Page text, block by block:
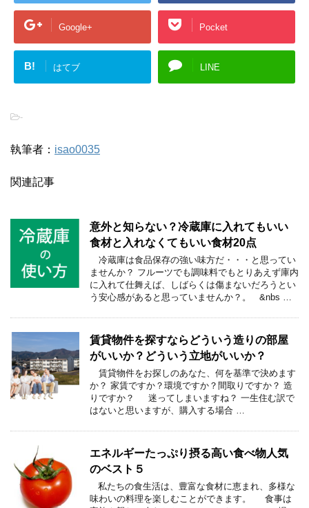
Google+ Pocket
B! はてブ LINE
-
執筆者： isao0035
関連記事
意外と知らない？冷蔵庫に入れてもいい
食材と入れなくてもいい食材20点
冷蔵庫は食品保存の強い味方だ・・・と思ってい
ませんか？ フルーツでも調味料でもとりあえず庫内
に入れて仕舞えば、しばらくは傷まないだろうとい
う安心感があると思っていませんか？。 &nbs …
賃貸物件を探すならどういう造りの部屋
がいいか？どういう立地がいいか？
賃貸物件をお探しのあなた、何を基準で決めます
か？ 家賃ですか？環境ですか？間取りですか？ 造
りですか？ 迷ってしまいますね？ 一生住む訳で
はないと思いますが、購入する場合 …
エネルギーたっぷり摂る高い食べ物人気
のベスト５
私たちの食生活は、豊富な食材に恵まれ、多様な
味わいの料理を楽しむことができます。 食事は